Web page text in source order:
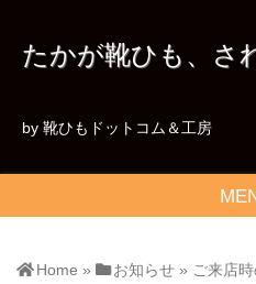
たかが靴ひも、さ
by 靴ひもドットコム＆工房
Home » お知らせ » ご来店